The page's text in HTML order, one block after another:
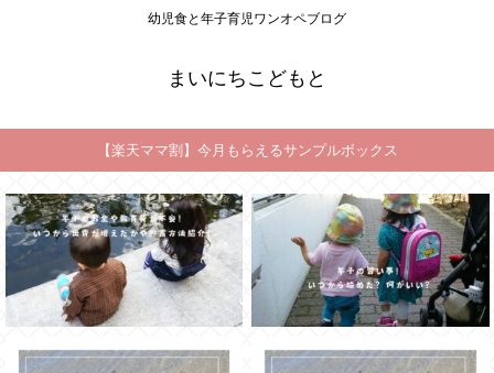
幼児食と年子育児ワンオペブログ
まいにちこどもと
【楽天ママ割】今月もらえるサンプルボックス